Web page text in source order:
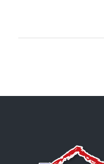
Blog